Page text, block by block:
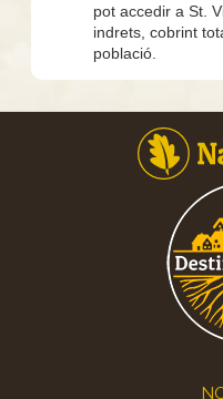
pot accedir a St.
indrets, cobrint
població.